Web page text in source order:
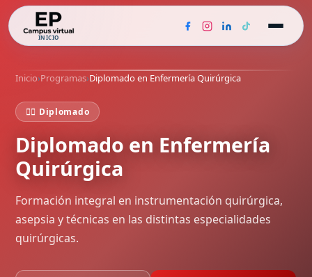
INICIO
Inicio›Programas›Diplomado en Enfermería Quirúrgica
🧑‍⚕️ Diplomado
Diplomado en Enfermería
Quirúrgica
Formación integral en instrumentación quirúrgica,
asepsia y técnicas en las distintas especialidades
quirúrgicas.